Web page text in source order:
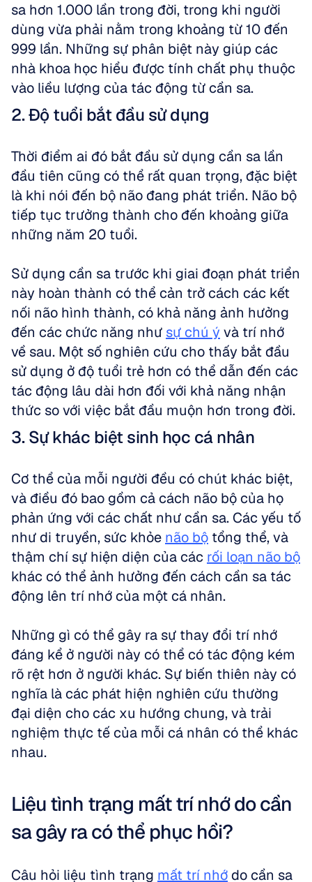
sa hơn 1.000 lần trong đời, trong khi người
dùng vừa phải nằm trong khoảng từ 10 đến
999 lần. Những sự phân biệt này giúp các
nhà khoa học hiểu được tính chất phụ thuộc
vào liều lượng của tác động từ cần sa.
2. Độ tuổi bắt đầu sử dụng
Thời điểm ai đó bắt đầu sử dụng cần sa lần
đầu tiên cũng có thể rất quan trọng, đặc biệt
là khi nói đến bộ não đang phát triển. Não bộ
tiếp tục trưởng thành cho đến khoảng giữa
những năm 20 tuổi.
Sử dụng cần sa trước khi giai đoạn phát triển
này hoàn thành có thể cản trở cách các kết
nối não hình thành, có khả năng ảnh hưởng
đến các chức năng như sự chú ý và trí nhớ
về sau. Một số nghiên cứu cho thấy bắt đầu
sử dụng ở độ tuổi trẻ hơn có thể dẫn đến các
tác động lâu dài hơn đối với khả năng nhận
thức so với việc bắt đầu muộn hơn trong đời.
3. Sự khác biệt sinh học cá nhân
Cơ thể của mỗi người đều có chút khác biệt,
và điều đó bao gồm cả cách não bộ của họ
phản ứng với các chất như cần sa. Các yếu tố
như di truyền, sức khỏe não bộ tổng thể, và
thậm chí sự hiện diện của các rối loạn não bộ
khác có thể ảnh hưởng đến cách cần sa tác
động lên trí nhớ của một cá nhân.
Những gì có thể gây ra sự thay đổi trí nhớ
đáng kể ở người này có thể có tác động kém
rõ rệt hơn ở người khác. Sự biến thiên này có
nghĩa là các phát hiện nghiên cứu thường
đại diện cho các xu hướng chung, và trải
nghiệm thực tế của mỗi cá nhân có thể khác
nhau.
Liệu tình trạng mất trí nhớ do cần
sa gây ra có thể phục hồi?
Câu hỏi liệu tình trạng mất trí nhớ do cần sa